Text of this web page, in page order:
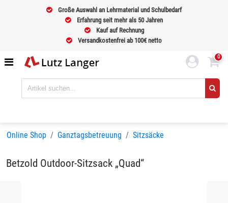
Große Auswahl an Lehrmaterial und Schulbedarf
Erfahrung seit mehr als 50 Jahren
Kauf auf Rechnung
Versandkostenfrei ab 100€ netto
0
Online Shop Ganztagsbetreuung Sitzsäcke
Betzold Outdoor-Sitzsack „Quad“